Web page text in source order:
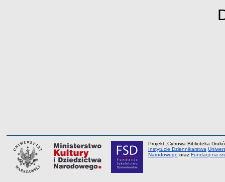
Projekt „Cyfrowa Biblioteka
Instytucie Dziennikarstwa
Narodowego orazFundacji na